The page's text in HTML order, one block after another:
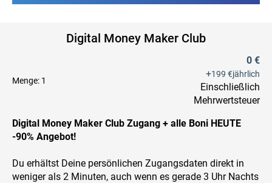
Digital Money Maker Club
Menge: 1
0 €
+199 €jährlich
Einschließlich
Mehrwertsteuer
Digital Money Maker Club Zugang + alle Boni HEUTE
-90% Angebot!
Du erhältst Deine persönlichen Zugangsdaten direkt in
weniger als 2 Minuten, auch wenn es gerade 3 Uhr Nachts